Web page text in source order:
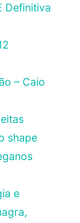
Definitiva
– Caio
shape
e